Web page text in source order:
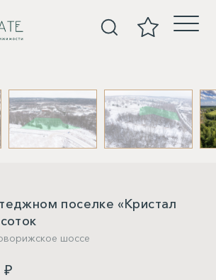
поселке «Кристал
шоссе
₽